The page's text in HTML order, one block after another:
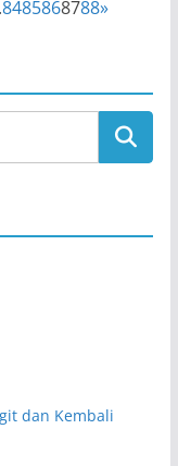
8485868788»
dan Kembali